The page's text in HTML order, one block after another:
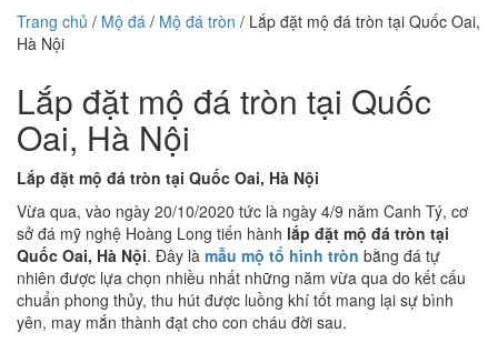
Trang chủ / Mộ đá / Mộ đá tròn / Lắp đặt mộ đá tròn tại Quốc Oai,
Hà Nội
Lắp đặt mộ đá tròn tại Quốc
Oai, Hà Nội
Lắp đặt mộ đá tròn tại Quốc Oai, Hà Nội
Vừa qua, vào ngày 20/10/2020 tức là ngày 4/9 năm Canh Tý, cơ
sở đá mỹ nghệ Hoàng Long tiến hành lắp đặt mộ đá tròn tại
Quốc Oai, Hà Nội. Đây là mẫu mộ tổ hình tròn bằng đá tự
nhiên được lựa chọn nhiều nhất những năm vừa qua do kết cấu
chuẩn phong thủy, thu hút được luồng khí tốt mang lại sự bình
yên, may mắn thành đạt cho con cháu đời sau.